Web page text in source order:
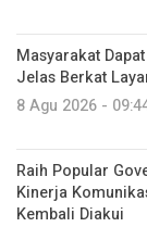
Masyarakat
Jelas Berkat
8 Agu 2026 -
Raih Popular
Kinerja
Kembali Diakui